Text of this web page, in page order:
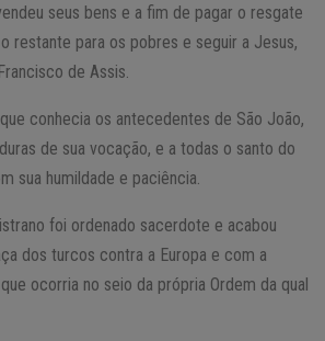
seus bens e a fim de pagar o resgate
restante para os pobres e seguir a Jesus,
de Assis.
conhecia os antecedentes de São João,
de sua vocação, e a todas o santo do
sua humildade e paciência.
foi ordenado sacerdote e acabou
dos turcos contra a Europa e com a
ocorria no seio da própria Ordem da qual